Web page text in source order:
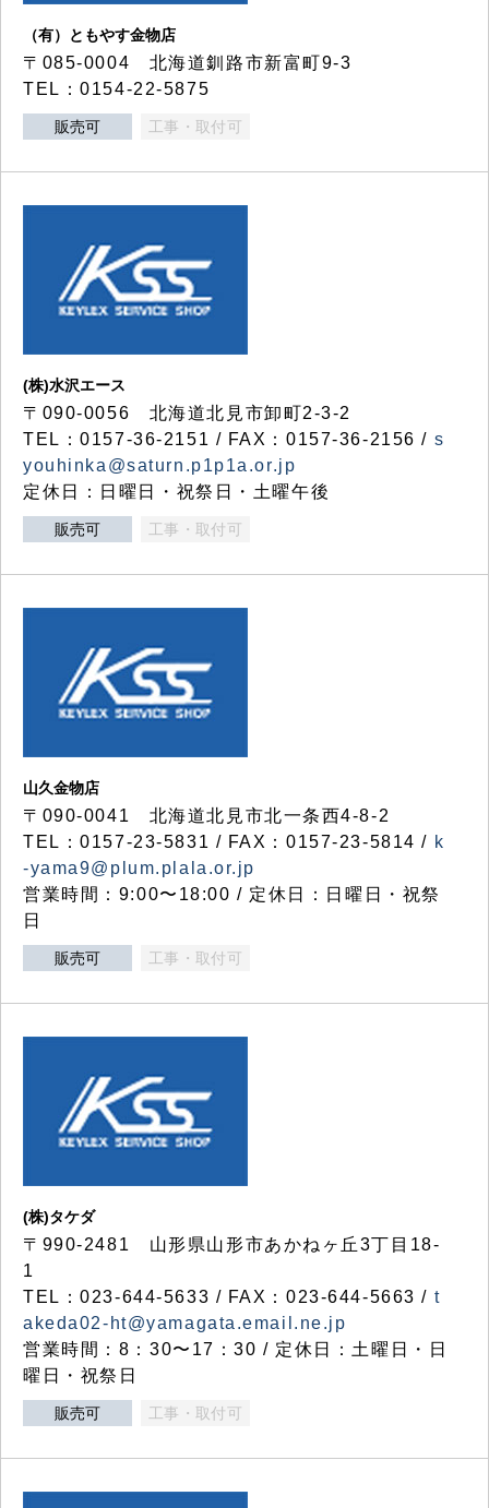
（有）ともやす金物店
〒085-0004 北海道釧路市新富町9-3
TEL：0154-22-5875
販売可 工事・取付可
(株)水沢エース
〒090-0056 北海道北見市卸町2-3-2
TEL：0157-36-2151 / FAX：0157-36-2156 / s
youhinka@saturn.p1p1a.or.jp
定休日：日曜日・祝祭日・土曜午後
販売可 工事・取付可
山久金物店
〒090-0041 北海道北見市北一条西4-8-2
TEL：0157-23-5831 / FAX：0157-23-5814 / k
-yama9@plum.plala.or.jp
営業時間：9:00〜18:00 / 定休日：日曜日・祝祭
日
販売可 工事・取付可
(株)タケダ
〒990-2481 山形県山形市あかねヶ丘3丁目18-
1
TEL：023-644-5633 / FAX：023-644-5663 / t
akeda02-ht@yamagata.email.ne.jp
営業時間：8：30〜17：30 / 定休日：土曜日・日
曜日・祝祭日
販売可 工事・取付可